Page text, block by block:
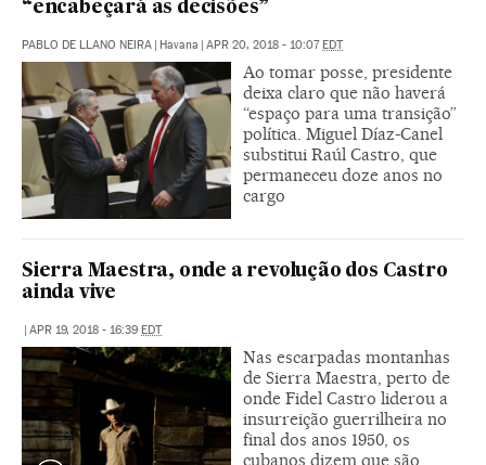
“encabeçará as decisões”
PABLO DE LLANO NEIRA | Havana | APR 20, 2018 - 10:07EDT
Ao tomar posse, presidente
deixa claro que não haverá
“espaço para uma transição”
política. Miguel Díaz-Canel
substitui Raúl Castro, que
permaneceu doze anos no
cargo
Sierra Maestra, onde a revolução dos Castro
ainda vive
| APR 19, 2018 - 16:39 EDT
Nas escarpadas montanhas
de Sierra Maestra, perto de
onde Fidel Castro liderou a
insurreição guerrilheira no
final dos anos 1950, os
cubanos dizem que são